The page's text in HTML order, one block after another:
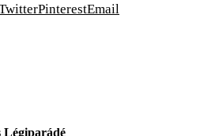
PinterestEmail
Légiparádé